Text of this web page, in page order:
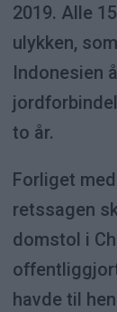
2019. Alle
ulykken,
Indonesien
to år.
Forliget
retssagen
domstol i
havde til